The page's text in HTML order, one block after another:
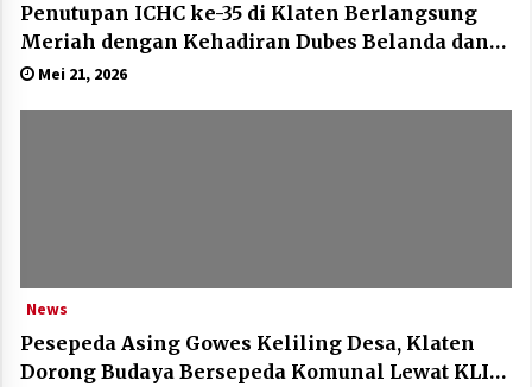
Penutupan ICHC ke-35 di Klaten Berlangsung
Meriah dengan Kehadiran Dubes Belanda dan
Jerman
Mei 21, 2026
News
Pesepeda Asing Gowes Keliling Desa, Klaten
Dorong Budaya Bersepeda Komunal Lewat KLIC